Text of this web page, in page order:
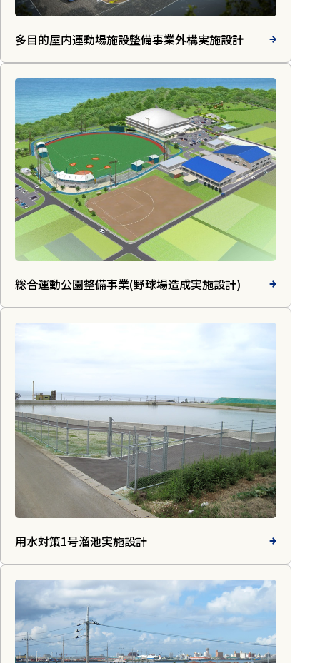
多目的屋内運動場施設整備事業外構実施設計
総合運動公園整備事業(野球場造成実施設計)
用水対策1号溜池実施設計